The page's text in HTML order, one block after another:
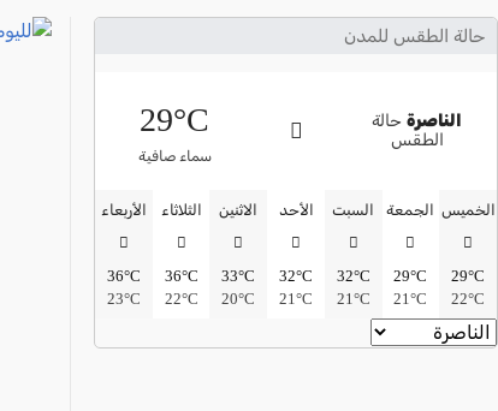
شفاعمرو والقضاء
الضفة الغربية
قطاع غزة
النقب
قرى المرج
حالة الطقس للمدن
الناصرةحالة
الطقس
29°C
سماء صافية
الخميس
29°C
22°C
الجمعة
29°C
21°C
السبت
32°C
21°C
الأحد
32°C
21°C
الاثنين
33°C
20°C
الثلاثاء
36°C
22°C
الأربعاء
36°C
23°C